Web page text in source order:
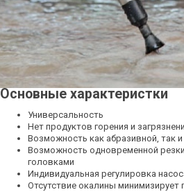
Основные характеристки
Универсальность
Нет продуктов горения и
Возможность как абразивной, так
Возможность одновременной
головками
Индивидуальная регулировка
Отсутствие окалины